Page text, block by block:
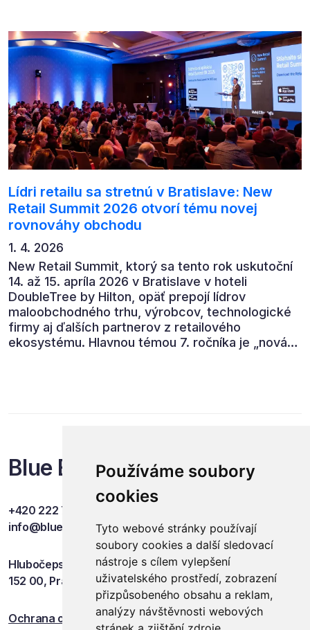
Používáme soubory
cookies
Tyto webové stránky používají
soubory cookies a další sledovací
nástroje s cílem vylepšení
uživatelského prostředí, zobrazení
přizpůsobeného obsahu a reklam,
analýzy návštěvnosti webových
automatizaci, leadership i budoucnost role CFO.
Lídri retailu sa stretnú v Bratislave: New
Retail Summit 2026 otvorí tému novej
rovnováhy obchodu
1. 4. 2026
New Retail Summit, ktorý sa tento rok uskutoční
14. až 15. apríla 2026 v Bratislave v hoteli
DoubleTree by Hilton, opäť prepojí lídrov
maloobchodného trhu, výrobcov, technologické
firmy aj ďalších partnerov z retailového
ekosystému. Hlavnou témou 7. ročníka je „nová
Blue Events
+420 222 749 841
info@blueevents.eu
Hlubočepská 701/38c
152 00, Praha 5
Ochrana osobních údajů